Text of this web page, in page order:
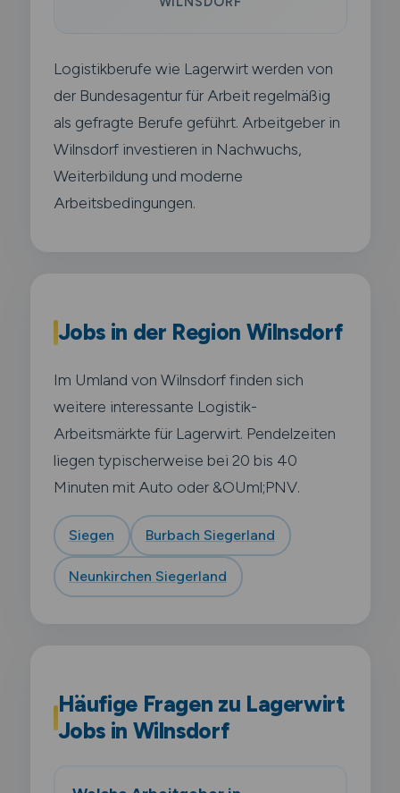
Logistikberufe wie Lagerwirt werden von
der Bundesagentur für Arbeit regelmäßig
als gefragte Berufe geführt. Arbeitgeber in
Wilnsdorf investieren in Nachwuchs,
Weiterbildung und moderne
Arbeitsbedingungen.
Jobs in der Region Wilnsdorf
Im Umland von Wilnsdorf finden sich
weitere interessante Logistik-
Arbeitsmärkte für Lagerwirt. Pendelzeiten
liegen typischerweise bei 20 bis 40
Minuten mit Auto oder &OUml;PNV.
Siegen Burbach Siegerland
Neunkirchen Siegerland
Häufige Fragen zu Lagerwirt
Jobs in Wilnsdorf